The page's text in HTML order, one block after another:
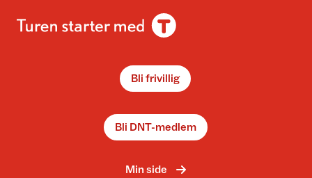
Bli frivillig
Bli DNT-medlem
Min side